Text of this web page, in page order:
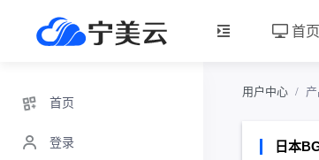
首页
首页
登录
用户中心
日本